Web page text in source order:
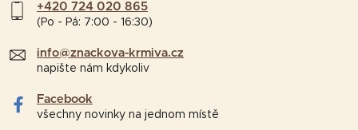
+420 724 020 865
(Po - Pá: 7:00 - 16:30)
info@znackova-krmiva.cz
napište nám kdykoliv
Facebook
všechny novinky na jednom místě